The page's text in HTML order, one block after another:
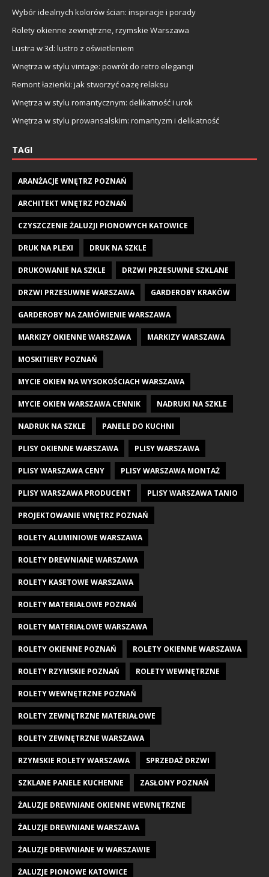
Wybór idealnych kolorów ścian: inspiracje i porady
Rolety okienne zewnętrzne, rzymskie Warszawa
Lustra w 3d: lustro z oświetleniem
Wnętrza w stylu vintage: powrót do retro elegancji
Remont łazienki: jak stworzyć oazę relaksu
Wnętrza w stylu romantycznym: delikatność i urok
Wnętrza w stylu prowansalskim: romantyzm i delikatność
TAGI
ARANŻACJE WNĘTRZ POZNAŃ
ARCHITEKT WNĘTRZ POZNAŃ
CZYSZCZENIE ŻALUZJI PIONOWYCH KATOWICE
DRUK NA PLEXI DRUK NA SZKLE
DRUKOWANIE NA SZKLE DRZWI PRZESUWNE SZKLANE
DRZWI PRZESUWNE WARSZAWA GARDEROBY KRAKÓW
GARDEROBY NA ZAMÓWIENIE WARSZAWA
MARKIZY OKIENNE WARSZAWA MARKIZY WARSZAWA
MOSKITIERY POZNAŃ
MYCIE OKIEN NA WYSOKOŚCIACH WARSZAWA
MYCIE OKIEN WARSZAWA CENNIK NADRUKI NA SZKLE
NADRUK NA SZKLE PANELE DO KUCHNI
PLISY OKIENNE WARSZAWA PLISY WARSZAWA
PLISY WARSZAWA CENY PLISY WARSZAWA MONTAŻ
PLISY WARSZAWA PRODUCENT PLISY WARSZAWA TANIO
PROJEKTOWANIE WNĘTRZ POZNAŃ
ROLETY ALUMINIOWE WARSZAWA
ROLETY DREWNIANE WARSZAWA
ROLETY KASETOWE WARSZAWA
ROLETY MATERIAŁOWE POZNAŃ
ROLETY MATERIAŁOWE WARSZAWA
ROLETY OKIENNE POZNAŃ ROLETY OKIENNE WARSZAWA
ROLETY RZYMSKIE POZNAŃ ROLETY WEWNĘTRZNE
ROLETY WEWNĘTRZNE POZNAŃ
ROLETY ZEWNĘTRZNE MATERIAŁOWE
ROLETY ZEWNĘTRZNE WARSZAWA
RZYMSKIE ROLETY WARSZAWA SPRZEDAŻ DRZWI
SZKLANE PANELE KUCHENNE ZASŁONY POZNAŃ
ŻALUZJE DREWNIANE OKIENNE WEWNĘTRZNE
ŻALUZJE DREWNIANE WARSZAWA
ŻALUZJE DREWNIANE W WARSZAWIE
ŻALUZJE PIONOWE KATOWICE